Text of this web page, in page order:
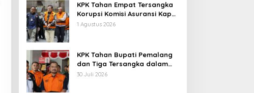
KPK Tahan Empat Tersangka
Korupsi Komisi Asuransi Kapal
PT Pelni
1 Agustus 2026
KPK Tahan Bupati Pemalang
dan Tiga Tersangka dalam
Kasus Dugaan Pemerasan
30 Juli 2026